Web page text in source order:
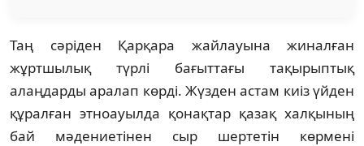
Таң сәріден Қарқара жайлауына жиналған
жұртшылық түрлі бағыттағы тақырыптық
алаңдарды аралап көрді. Жүзден астам киіз үйден
құралған этноауылда қонақтар қазақ халқының
бай мәдениетінен сыр шертетін көрмені